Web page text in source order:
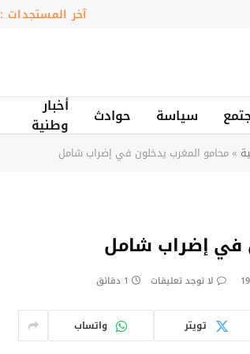
آخر المستجدات :
سياسة حوادث
أخبار
وطنية
»محامو المغرب يدخلون في إضراب شامل
في إضراب شامل
لا توجد تعليقات 1 دقائق
تويتر واتساب